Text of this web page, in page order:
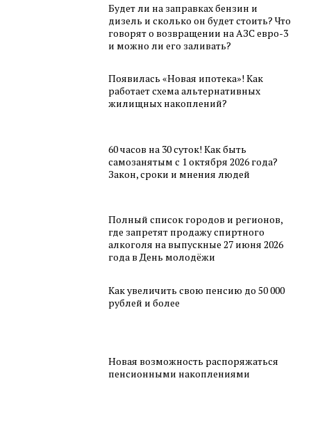
Будет ли на заправках бензин и
дизель и сколько он будет стоить? Что
говорят о возвращении на АЗС евро-3
и можно ли его заливать?
Появилась «Новая ипотека»! Как
работает схема альтернативных
жилищных накоплений?
60 часов на 30 суток! Как быть
самозанятым с 1 октября 2026 года?
Закон, сроки и мнения людей
Полный список городов и регионов,
где запретят продажу спиртного
алкоголя на выпускные 27 июня 2026
года в День молодёжи
Как увеличить свою пенсию до 50 000
рублей и более
Новая возможность распоряжаться
пенсионными накоплениями